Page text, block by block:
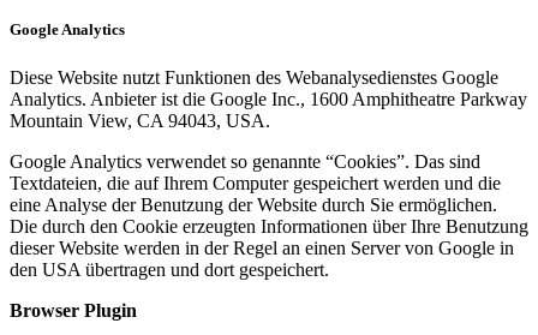
Google Analytics
Diese Website nutzt Funktionen des Webanalysedienstes Google
Analytics. Anbieter ist die Google Inc., 1600 Amphitheatre Parkway
Mountain View, CA 94043, USA.
Google Analytics verwendet so genannte “Cookies”. Das sind
Textdateien, die auf Ihrem Computer gespeichert werden und die
eine Analyse der Benutzung der Website durch Sie ermöglichen.
Die durch den Cookie erzeugten Informationen über Ihre Benutzung
dieser Website werden in der Regel an einen Server von Google in
den USA übertragen und dort gespeichert.
Browser Plugin